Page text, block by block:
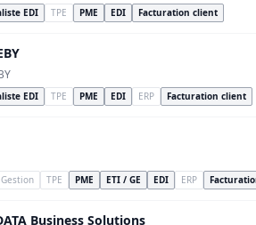
EDI TPE PME EDI Facturation client
EDI TPE PME EDI ERP Facturation client
Gestion TPE PME ETI / GE EDI ERP
Business Solutions